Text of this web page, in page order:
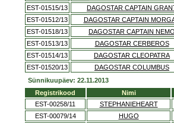
EST-01515/13
DAGOSTAR CAPTAIN
EST-01512/13
DAGOSTAR CAPTAIN
EST-01518/13
DAGOSTAR CAPTAIN NEMO
EST-01513/13
DAGOSTAR CERBEROS
EST-01514/13
DAGOSTAR CLEOPATRA
EST-01520/13
DAGOSTAR COLUMBUS
Sünnikuupäev: 22.11.2013
Registrikood
Nimi
EST-00258/11
STEPHANIEHEART
EST-00079/14
HUGO